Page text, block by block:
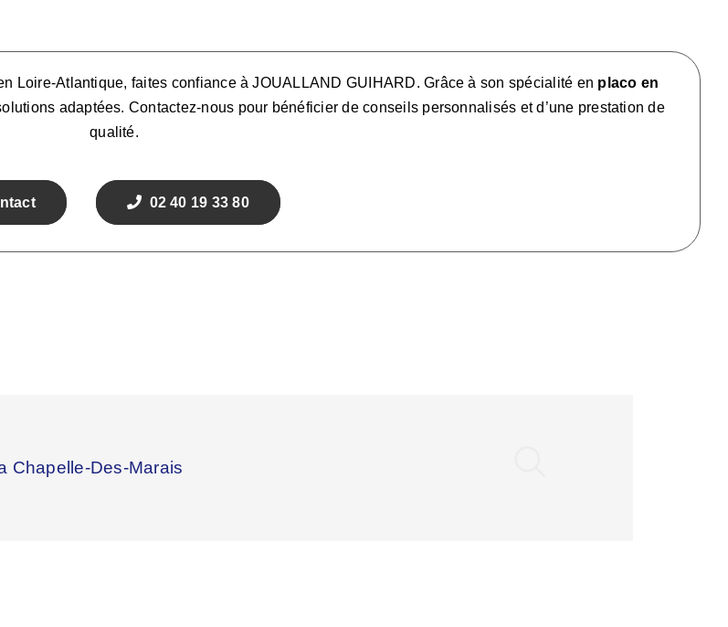
Loire-Atlantique, faites confiance à JOUALLAND GUIHARD. Grâce à son spécialité en placo en
adaptées. Contactez-nous pour bénéficier de conseils personnalisés et d’une prestation de
qualité.
02 40 19 33 80
Chapelle-Des-Marais